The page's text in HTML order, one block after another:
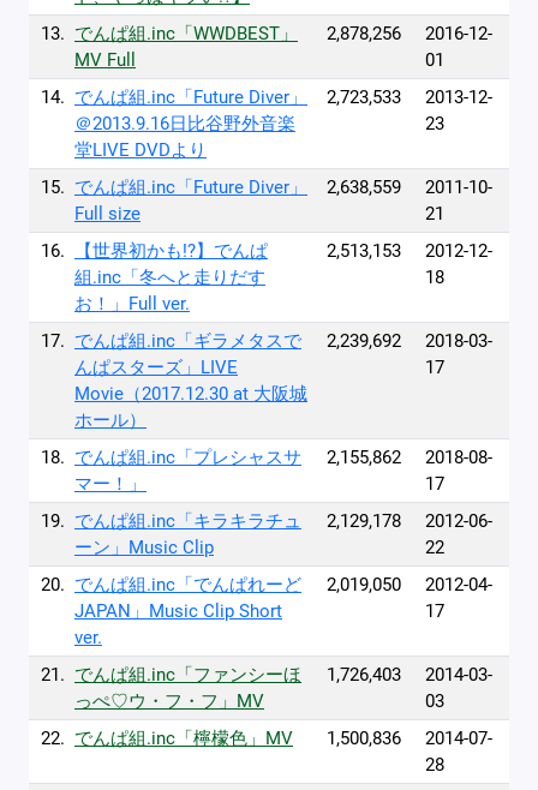
13. でんぱ組.inc「WWDBEST」
MV Full
2,878,256
2016-12-
01
14. でんぱ組.inc「Future Diver」
＠2013.9.16日比谷野外音楽
堂LIVE DVDより
2,723,533
2013-12-
23
15. でんぱ組.inc「Future Diver」
Full size
2,638,559
2011-10-
21
16.
【世界初かも!?】でんぱ
組.inc「冬へと走りだす
お！」Full ver.
2,513,153
2012-12-
18
17. でんぱ組.inc「ギラメタスで
んぱスターズ」LIVE
Movie（2017.12.30 at 大阪城
ホール）
2,239,692
2018-03-
17
18. でんぱ組.inc「プレシャスサ
マー！」
2,155,862
2018-08-
17
19. でんぱ組.inc「キラキラチュ
ーン」Music Clip
2,129,178
2012-06-
22
20. でんぱ組.inc「でんぱれーど
JAPAN」Music Clip Short
ver.
2,019,050
2012-04-
17
21. でんぱ組.inc「ファンシーほ
っぺ♡ウ・フ・フ」MV
1,726,403
2014-03-
03
22. でんぱ組.inc「檸檬色」MV 1,500,836
2014-07-
28